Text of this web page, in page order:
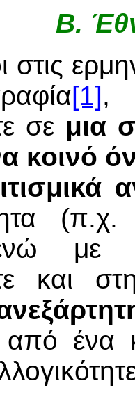
Β.
στις
[1],
σε μια
κοινό
(π.χ.
ενώ
και
ένα